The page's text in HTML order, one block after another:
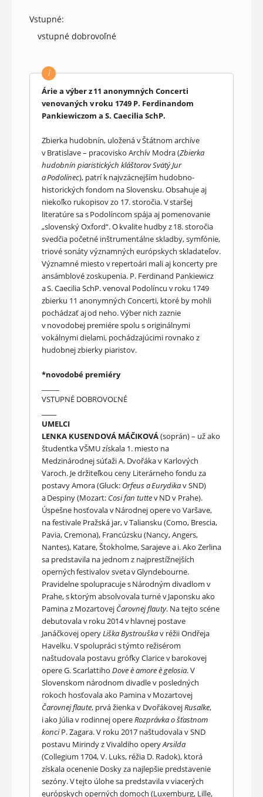
Vstupné:
vstupné dobrovoľné
i
Árie a výber z 11 anonymných Concerti
venovaných v roku 1749 P. Ferdinandom
Pankiewiczom a S. Caecilia SchP.
Zbierka hudobnín, uložená v Štátnom archíve
v Bratislave – pracovisko Archív Modra (Zbierka
hudobnín piaristických kláštorov Svätý Jur
aPodolínec), patrí k najvzácnejším hudobno-
historických fondom na Slovensku. Obsahuje aj
niekoľko rukopisov zo 17. storočia. V staršej
literatúre sa s Podolíncom spája aj pomenovanie
„slovenský Oxford“. O kvalite hudby z 18. storočia
svedčia početné inštrumentálne skladby, symfónie,
triové sonáty významných európskych skladateľov.
Významné miesto v repertoári mali aj koncerty pre
ansámblové zoskupenia. P. Ferdinand Pankiewicz
a S. Caecilia SchP. venoval Podolíncu v roku 1749
zbierku 11 anonymných Concerti, ktoré by mohli
pochádzať aj od neho. Výber nich zaznie
v novodobej premiére spolu s originálnymi
vokálnymi dielami, pochádzajúcimi rovnako z
hudobnej zbierky piaristov.
*novodobé premiéry
VSTUPNÉ DOBROVOĽNÉ
UMELCI
LENKA KUSENDOVÁ MÁČIKOVÁ(soprán) – už ako
študentka VŠMU získala 1. miesto na
Medzinárodnej súťaži A. Dvořáka v Karlových
Varoch. Je držiteľkou ceny Literárneho fondu za
postavy Amora (Gluck: Orfeus aEurydikav SND)
a Despiny (Mozart: Cosi fan tuttev ND v Prahe).
Úspešne hosťovala v Národnej opere vo Varšave,
na festivale Pražská jar, v Taliansku (Como, Brescia,
Pavia, Cremona), Francúzsku (Nancy, Angers,
Nantes), Katare, Štokholme, Sarajeve a i. Ako Zerlina
sa predstavila na jednom z najprestížnejších
operných festivalov sveta v Glyndebourne.
Pravidelne spolupracuje s Národným divadlom v
Prahe, s ktorým absolvovala turné v Japonsku ako
Pamina z Mozartovej Čarovnej flauty. Na tejto scéne
debutovala v roku 2014 v hlavnej postave
Janáčkovej operyLiška Bystrouškav réžii Ondřeja
Havelku. V spolupráci s týmto režisérom
naštudovala postavu grófky Clarice v barokovej
opere G. Scarlattiho Dove è amore è gelosia. V
Slovenskom národnom divadle v posledných
rokoch hosťovala ako Pamina v Mozartovej
Čarovnej flaute, prvá žienka v DvořákovejRusalke,
i ako Júlia v rodinnej opereRozprávka o šťastnom
konciP. Zagara. V roku 2017 naštudovala v SND
postavu Mirindy z Vivaldiho operyArsilda
(Collegium 1704, V. Luks, réžia D. Radok), ktorá
získala ocenenie Dosky za najlepšie predstavenie
sezóny. V tejto úlohe sa predstavila v viacerých
európskych operných domoch (Luxemburg, Lille,